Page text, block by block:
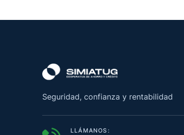
Seguridad, confianza y rentabilidad
LLÁMANOS: